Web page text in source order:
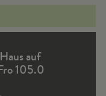
auf
105.0